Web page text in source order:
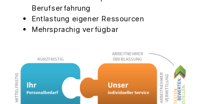
Berufserfahrung
Entlastung eigener Ressourcen
Mehrsprachig verfügbar